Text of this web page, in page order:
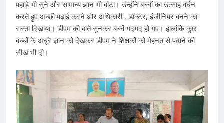
पहाड़े भी सुने और सामान्य ज्ञान भी बांटा। उन्होंने बच्चों का उत्साह वर्धन
करते हुए अच्छी पढ़ाई करने और अ​धिकारी , डाॅक्टर, इंजीनियर बनने का
रास्ता दिखाया। डीएम की बाते सुनकर बच्चें गदगद हो गए। हालांकि कुछ
बच्चों के अधूरे ज्ञान को देखकर डीएम ने ​​​शिक्षकों को मेहनत से पढ़ाने की
सीख भी दी।